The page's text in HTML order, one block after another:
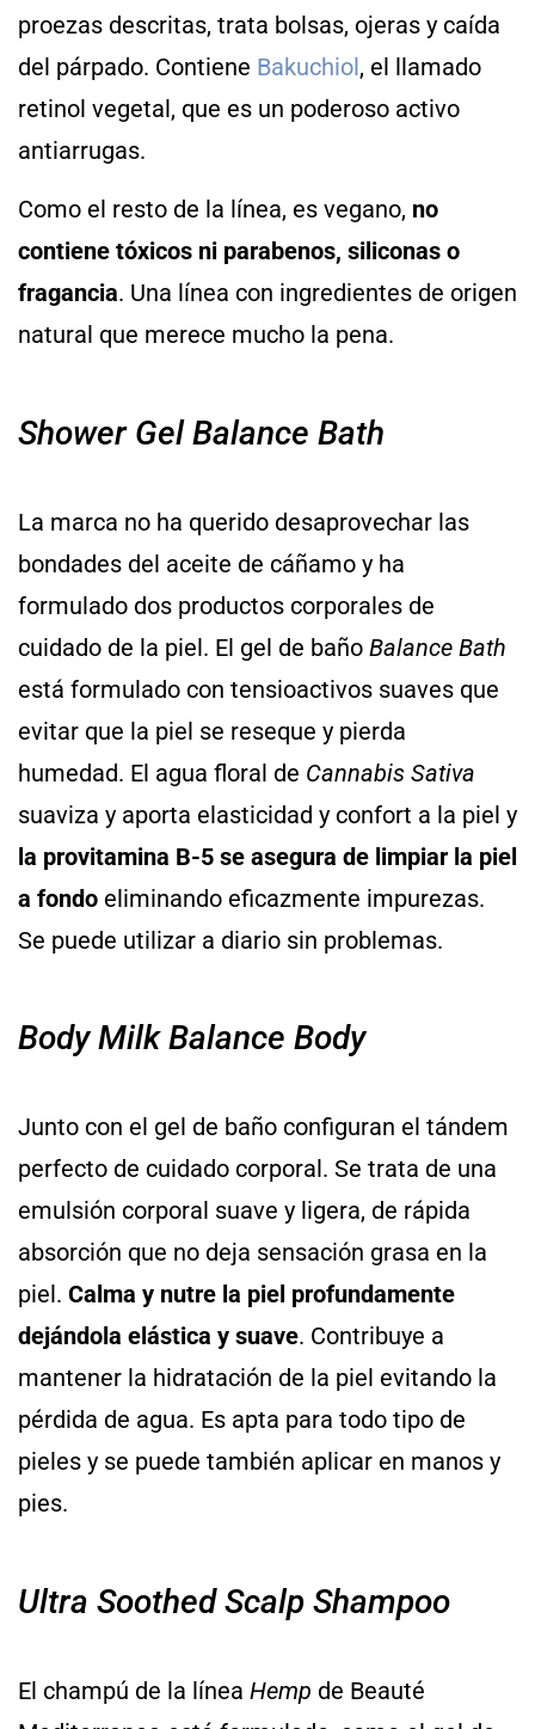
proezas descritas, trata bolsas, ojeras y caída
del párpado. Contiene Bakuchiol, el llamado
retinol vegetal, que es un poderoso activo
antiarrugas.
Como el resto de la línea, es vegano, no
contiene tóxicos ni parabenos, siliconas o
fragancia. Una línea con ingredientes de origen
natural que merece mucho la pena.
Shower Gel Balance Bath
La marca no ha querido desaprovechar las
bondades del aceite de cáñamo y ha
formulado dos productos corporales de
cuidado de la piel. El gel de baño Balance Bath
está formulado con tensioactivos suaves que
evitar que la piel se reseque y pierda
humedad. El agua floral de Cannabis Sativa
suaviza y aporta elasticidad y confort a la piel y
la provitamina B-5 se asegura de limpiar la piel
a fondo eliminando eficazmente impurezas.
Se puede utilizar a diario sin problemas.
Body Milk Balance Body
Junto con el gel de baño configuran el tándem
perfecto de cuidado corporal. Se trata de una
emulsión corporal suave y ligera, de rápida
absorción que no deja sensación grasa en la
piel. Calma y nutre la piel profundamente
dejándola elástica y suave. Contribuye a
mantener la hidratación de la piel evitando la
pérdida de agua. Es apta para todo tipo de
pieles y se puede también aplicar en manos y
pies.
Ultra Soothed Scalp Shampoo
El champú de la línea Hemp de Beauté